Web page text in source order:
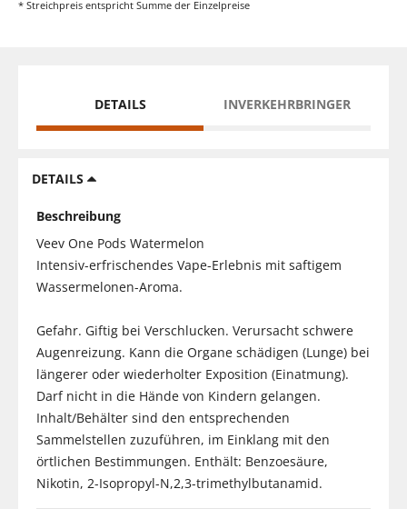
* Streichpreis entspricht Summe der Einzelpreise
DETAILS INVERKEHRBRINGER
DETAILS
Beschreibung
Veev One Pods Watermelon
Intensiv-erfrischendes Vape-Erlebnis mit saftigem
Wassermelonen-Aroma.
Gefahr. Giftig bei Verschlucken. Verursacht schwere
Augenreizung. Kann die Organe schädigen (Lunge) bei
längerer oder wiederholter Exposition (Einatmung).
Darf nicht in die Hände von Kindern gelangen.
Inhalt/Behälter sind den entsprechenden
Sammelstellen zuzuführen, im Einklang mit den
örtlichen Bestimmungen. Enthält: Benzoesäure,
Nikotin, 2-Isopropyl-N,2,3-trimethylbutanamid.